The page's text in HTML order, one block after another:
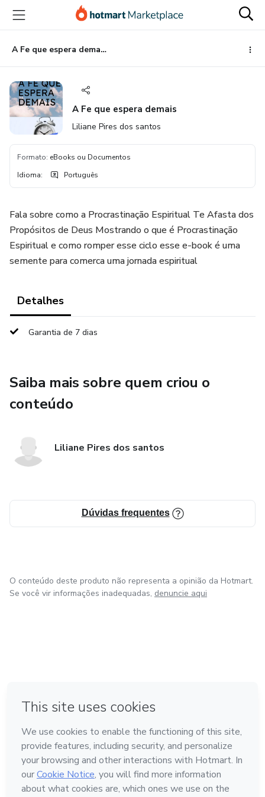
para
conteúdo
principal
para
pagamento
para
rodapé
A Fe que espera demais
A Fe que espera demais
Liliane Pires dos santos
Formato: eBooks ou Documentos
Idioma: Português
Fala sobre como a Procrastinação Espiritual Te Afasta dos
Propósitos de Deus Mostrando o que é Procrastinação
Espiritual e como romper esse ciclo esse e-book é uma
semente para comerca uma jornada espiritual
Detalhes
Garantia de 7 dias
Saiba mais sobre quem criou o
conteúdo
Liliane Pires dos santos
Dúvidas frequentes
O conteúdo deste produto não representa a opinião da Hotmart.
Se você vir informações inadequadas, denuncie aqui
Feito com ❤ na Cidade do México
Conheça a Hotmart